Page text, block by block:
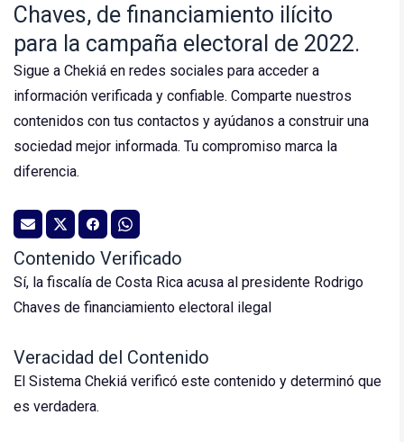
Chaves, de financiamiento ilícito
para la campaña electoral de 2022.
Sigue a Chekiá en redes sociales para acceder a
información verificada y confiable. Comparte nuestros
contenidos con tus contactos y ayúdanos a construir una
sociedad mejor informada. Tu compromiso marca la
diferencia.
Contenido Verificado
Sí, la fiscalía de Costa Rica acusa al presidente Rodrigo
Chaves de financiamiento electoral ilegal
Veracidad del Contenido
El Sistema Chekiá verificó este contenido y determinó que
es verdadera.